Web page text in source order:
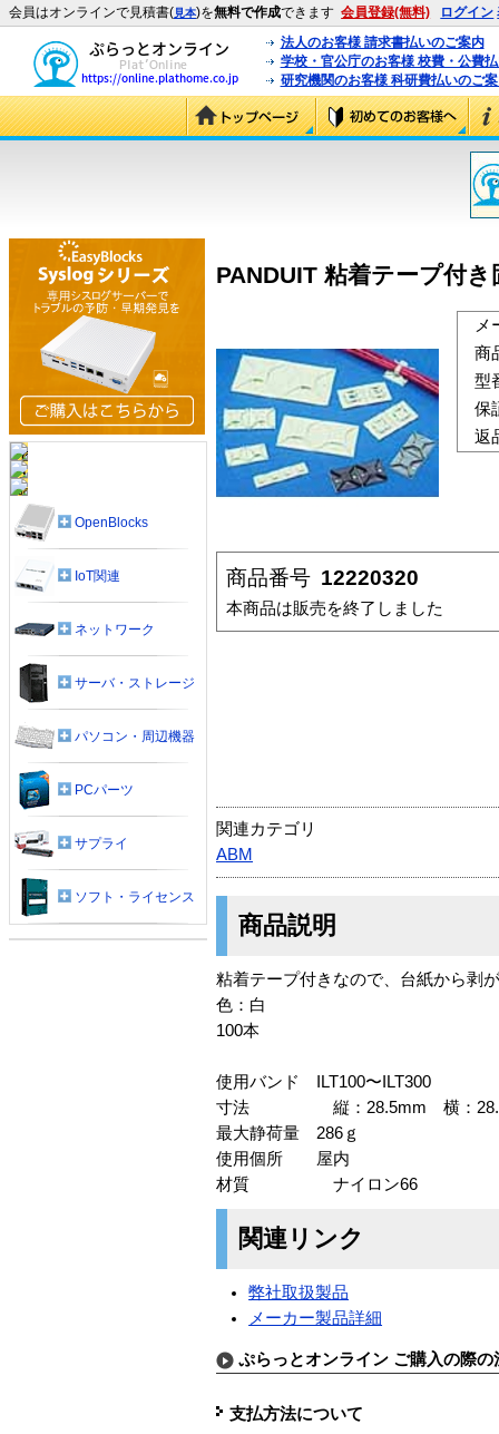
会員はオンラインで見積書(見本)を無料で作成できます 会員登録(無料) ログイン
法人のお客様 請求書払いのご案内
学校・官公庁のお客様 校費・公費
研究機関のお客様 科研費払いのご
PANDUIT 粘着テープ付
メ
商
型
保
返
商品番号 12220320
本商品は販売を終了しました
関連カテゴリ
ABM
商品説明
粘着テープ付きなので、台紙から剥
色：白
100本
使用バンド ILT100〜ILT300
寸法 縦：28.5mm 横：
最大静荷量 286ｇ
使用個所 屋内
材質 ナイロン66
関連リンク
弊社取扱製品
メーカー製品詳細
ぷらっとオンライン ご購入の際の
支払方法について
OpenBlocks
IoT関連
ネットワーク
サーバ・ストレージ
パソコン・周辺機器
PCパーツ
サプライ
ソフト・ライセンス